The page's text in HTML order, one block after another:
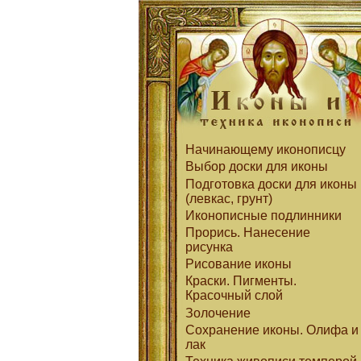
Начинающему иконописцу
Выбор доски для иконы
Подготовка доски для иконы
(левкас, грунт)
Иконописные подлинники
Прорись. Нанесение
рисунка
Рисование иконы
Краски. Пигменты.
Красочный слой
Золочение
Сохранение иконы. Олифа и
лак